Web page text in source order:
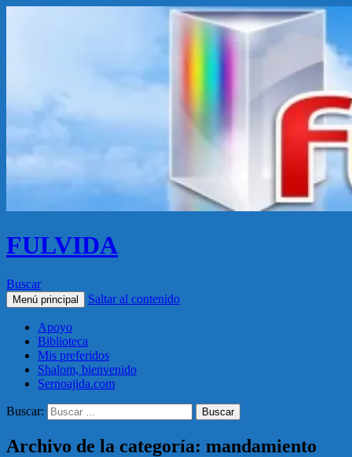
FULVIDA
Buscar
Menú principal Saltar al contenido
Apoyo
Biblioteca
Mis preferidos
Shalom, bienvenido
Sernoajida.com
Buscar:
Archivo de la categoría: mandamiento